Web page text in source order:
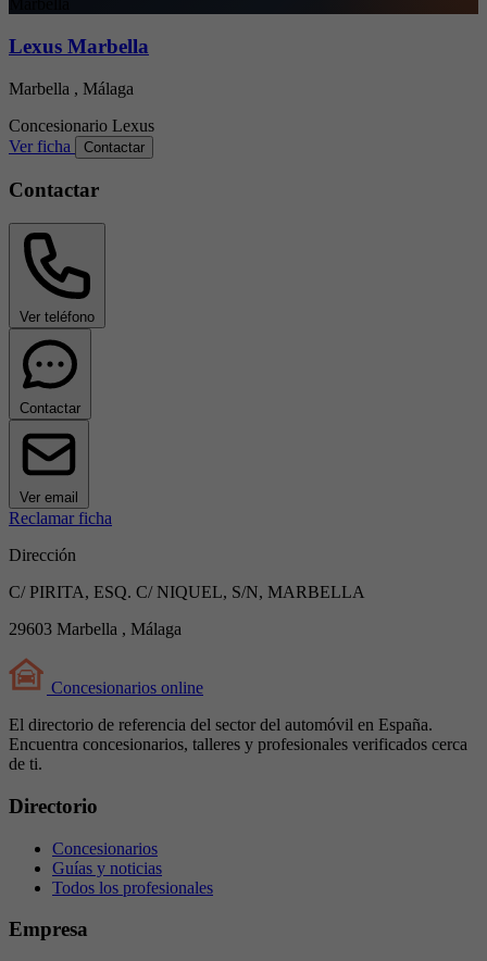
Lexus Marbella
Marbella , Málaga
Concesionario Lexus
Ver ficha
Contactar
Contactar
Ver teléfono
Contactar
Ver email
Reclamar ficha
Dirección
C/ PIRITA, ESQ. C/ NIQUEL, S/N, MARBELLA
29603 Marbella , Málaga
Concesionarios online
El directorio de referencia del sector del automóvil en España.
Encuentra concesionarios, talleres y profesionales verificados cerca
de ti.
Directorio
Concesionarios
Guías y noticias
Todos los profesionales
Empresa